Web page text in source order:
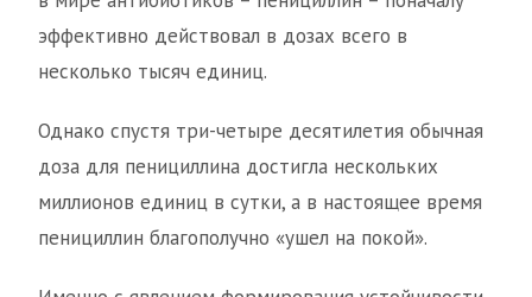
эффективно действовал в дозах всего в
несколько тысяч единиц.
Однако спустя три-четыре десятилетия обычная
доза для пенициллина достигла нескольких
миллионов единиц в сутки, а в настоящее время
пенициллин благополучно «ушел на покой».